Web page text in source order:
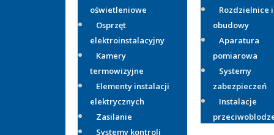
oświetleniowe
Osprzęt
elektroinstalacyjny
Kamery
termowizyjne
Elementy instalacji
elektrycznych
Zasilanie
Systemy kontroli
Rozdzielnice i
obudowy
Aparatura
pomiarowa
Systemy
zabezpieczeń
Instalacje